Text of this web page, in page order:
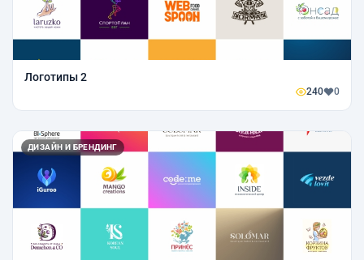
Логотипы 2
240 0
ДИЗАЙН И БРЕНДИНГ